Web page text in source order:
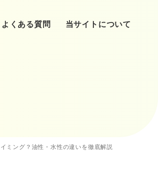
よくある質問 当サイトについて
ミング？油性・水性の違いを徹底解説